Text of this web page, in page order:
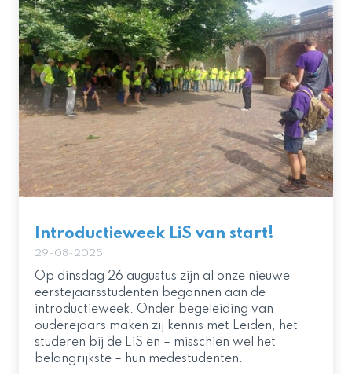
Introductieweek LiS van start!
29-08-2025
Op dinsdag 26 augustus zijn al onze nieuwe
eerstejaarsstudenten begonnen aan de
introductieweek. Onder begeleiding van
ouderejaars maken zij kennis met Leiden, het
studeren bij de LiS en – misschien wel het
belangrijkste – hun medestudenten.